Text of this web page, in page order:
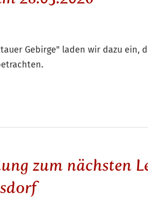
Gebirge" laden wir dazu ein,
zum nächsten